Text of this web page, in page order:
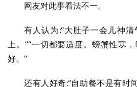
网友对此事看法不一。
有人认为:“大肚子一会儿神
上。”“一切都要适度。螃蟹性寒
好。”
还有人好奇:“自助餐不是有时